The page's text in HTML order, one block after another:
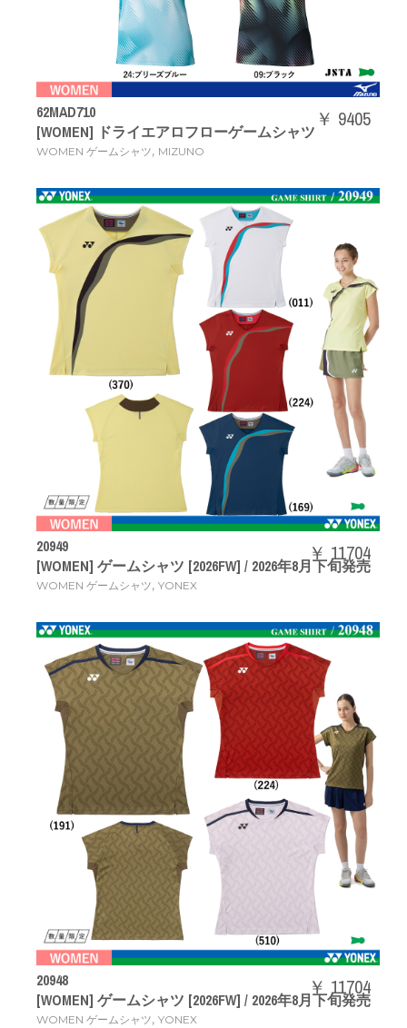
62MAD710
[WOMEN] ドライエアロフローゲームシャツ
WOMEN ゲームシャツ, MIZUNO
￥ 9405
20949
[WOMEN] ゲームシャツ [2026FW] / 2026年8月下旬発売
WOMEN ゲームシャツ, YONEX
￥ 11704
20948
[WOMEN] ゲームシャツ [2026FW] / 2026年8月下旬発売
WOMEN ゲームシャツ, YONEX
￥ 11704